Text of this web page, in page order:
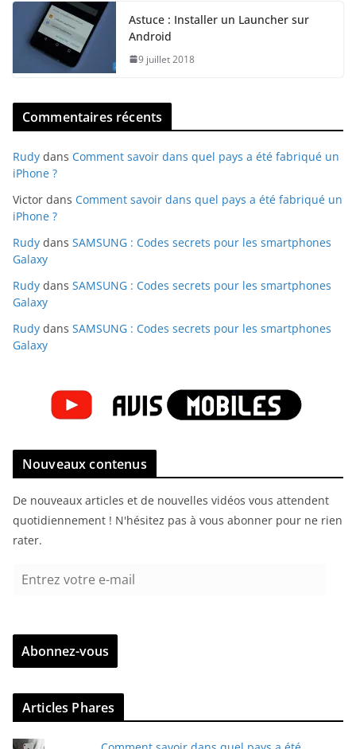
Astuce : Installer un Launcher sur
Android
9 juillet 2018
Commentaires récents
Rudy dans Comment savoir dans quel pays a été fabriqué un
iPhone ?
Victor dans Comment savoir dans quel pays a été fabriqué un
iPhone ?
Rudy dans SAMSUNG : Codes secrets pour les smartphones
Galaxy
Rudy dans SAMSUNG : Codes secrets pour les smartphones
Galaxy
Rudy dans SAMSUNG : Codes secrets pour les smartphones
Galaxy
Nouveaux contenus
De nouveaux articles et de nouvelles vidéos vous attendent
quotidiennement ! N'hésitez pas à vous abonner pour ne rien
rater.
r
z
v
Abonnez-vous
Articles Phares